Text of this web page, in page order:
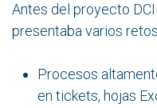
Antes del proyecto
presentaba varios
Procesos
en tickets, hojas